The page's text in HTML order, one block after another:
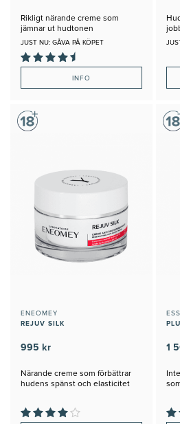
Rikligt närande creme som
jämnar ut hudtonen
JUST NU: GÅVA PÅ KÖPET
INFO
ENEOMEY
REJUV SILK
995 kr
Närande creme som förbättrar
hudens spänst och elasticitet
1